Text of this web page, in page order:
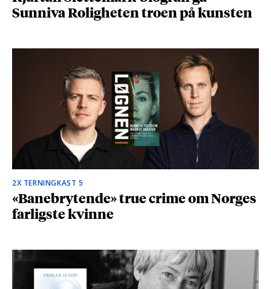
Sunniva Roligheten troen på kunsten
2X TERNINGKAST 5
«Banebrytende» true crime om Norges
farligste kvinne